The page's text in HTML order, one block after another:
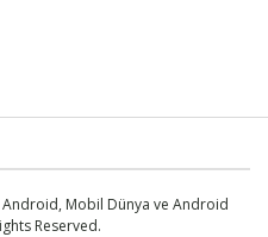
Mobil Dünya ve Android
Reserved.